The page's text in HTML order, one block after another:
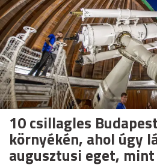
10 csillagles
környékén, ahol úgy
augusztusi eget,